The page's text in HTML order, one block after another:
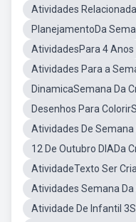
Atividades
PlanejamentoDa
AtividadesPara 4 Anos
Atividades Para a
DinamicaSemana Da
Desenhos Para
Atividades De Semana
12 De Outubro DIADa
AtividadeTexto Ser
Atividades Semana Da
Atividade De Infantil